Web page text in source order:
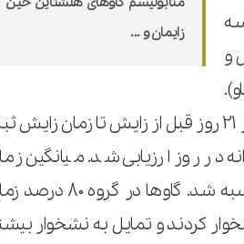
زایمان و ...
و
گاو)، 2) 100% (16 گاو)، 3) 120% (19 گاو).
رفتار خوابیدن و نشخوار با استفاده از دیتالاگرهای الکترونیکی از 21 روز قبل از زایش تا زمان
در روز ارزیابی شد. میانگین
نشخوار در دوره های آزمایشی 2 ساعته و در 24 ساعت محاسبه شد. گاوها
و نشخوار کردند و تمایل به نشخوار